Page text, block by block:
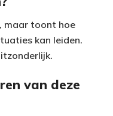
maar toont hoe
kan leiden.
van deze